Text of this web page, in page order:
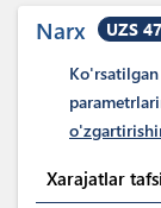
Narx UZS
Xarajatlar